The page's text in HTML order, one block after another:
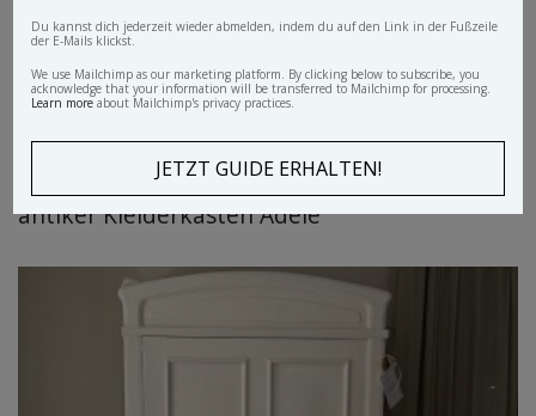
antiker Kleiderkasten Adele
Du kannst dich jederzeit wieder abmelden, indem du auf den Link in der Fußzeile
der E-Mails klickst.
We use Mailchimp as our marketing platform. By clicking below to subscribe, you
acknowledge that your information will be transferred to Mailchimp for processing.
Learn more about Mailchimp's privacy practices.